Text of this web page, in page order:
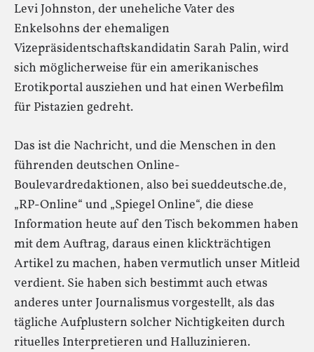
Levi Johnston, der uneheliche Vater des
Enkelsohns der ehemaligen
Vizepräsidentschaftskandidatin Sarah Palin, wird
sich möglicherweise für ein amerikanisches
Erotikportal ausziehen und hat einen Werbefilm
für Pistazien gedreht.
Das ist die Nachricht, und die Menschen in den
führenden deutschen Online-
Boulevardredaktionen, also bei sueddeutsche.de,
„RP-Online“ und „Spiegel Online“, die diese
Information heute auf den Tisch bekommen haben
mit dem Auftrag, daraus einen klickträchtigen
Artikel zu machen, haben vermutlich unser Mitleid
verdient. Sie haben sich bestimmt auch etwas
anderes unter Journalismus vorgestellt, als das
tägliche Aufplustern solcher Nichtigkeiten durch
rituelles Interpretieren und Halluzinieren.